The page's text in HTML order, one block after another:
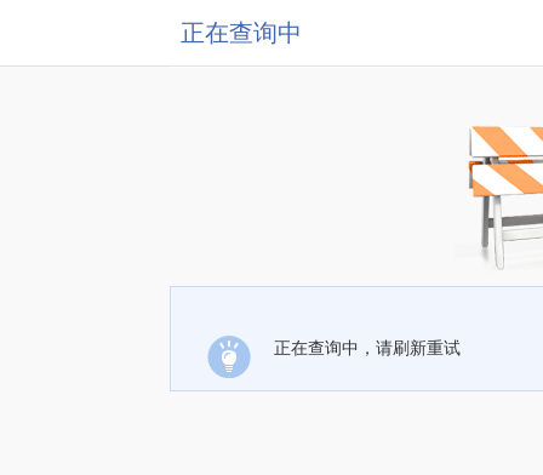
正在查询中
正在查询中，请刷新重试